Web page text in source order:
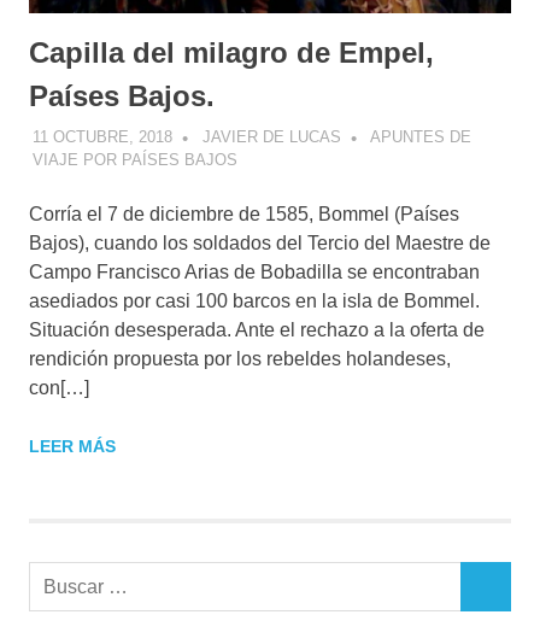
Capilla del milagro de Empel,
Países Bajos.
11 OCTUBRE, 2018 JAVIER DE LUCAS
APUNTES DE
VIAJE POR PAÍSES BAJOS
Corría el 7 de diciembre de 1585, Bommel (Países
Bajos), cuando los soldados del Tercio del Maestre de
Campo Francisco Arias de Bobadilla se encontraban
asediados por casi 100 barcos en la isla de Bommel.
Situación desesperada. Ante el rechazo a la oferta de
rendición propuesta por los rebeldes holandeses,
con[…]
LEER MÁS
Buscar: